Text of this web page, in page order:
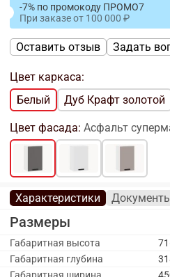
-7% по промокоду ПРОМО7
При заказеот 100 000
Оставить отзыв Задать
Цвет каркаса:
Белый
Дуб Крафт золотой
Цвет фасада: Асфальт
Характеристики
Размеры
Габаритная высота
Габаритная глубина